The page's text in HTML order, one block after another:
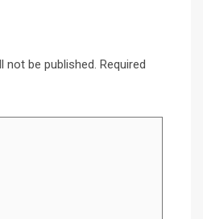
not be published. Required